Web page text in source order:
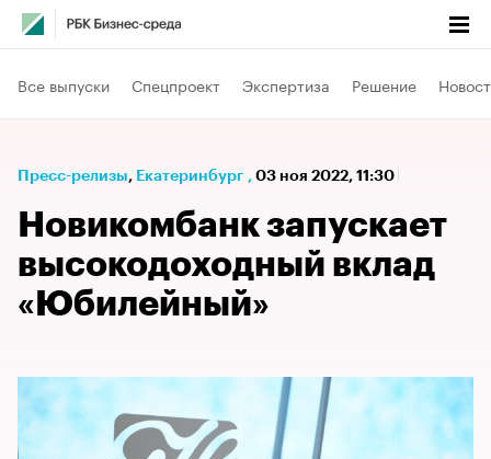
Все выпуски Спецпроект Экспертиза Решение
Пресс-релизы⁠, Екатеринбург , 03 ноя 2022, 11:30
Новикомбанк запускает
высокодоходный вклад
«Юбилейный»